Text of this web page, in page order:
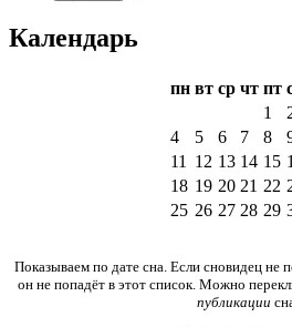
Календарь
пн вт ср чт пт
1
4
5 6 7 8
11
12 13 14 15
18 19 20 21 22
25 26 27 28 29
Показываем по дате сна. Если сновидец не
он не попадёт в этот список. Можно
публикации